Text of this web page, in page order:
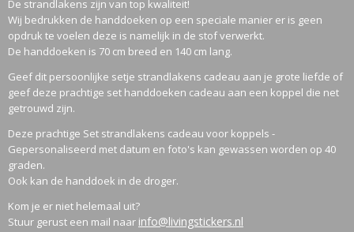
De strandlakens zijn van top kwaliteit!
Wij bedrukken de handdoeken op een speciale manier er is geen
opdruk te voelen deze is namelijk in de stof verwerkt.
De handdoeken is 70 cm breed en 140 cm lang.
Geef dit persoonlijke setje strandlakens cadeau aan je grote liefde of
geef deze prachtige set handdoeken cadeau aan een koppel die net
getrouwd zijn.
Deze prachtige Set strandlakens cadeau voor koppels -
Gepersonaliseerd met datum en foto's kan gewassen worden op 40
graden.
Ook kan de handdoek in de droger.
Kom je er niet helemaal uit?
Stuur gerust een mail naar info@livingstickers.nl